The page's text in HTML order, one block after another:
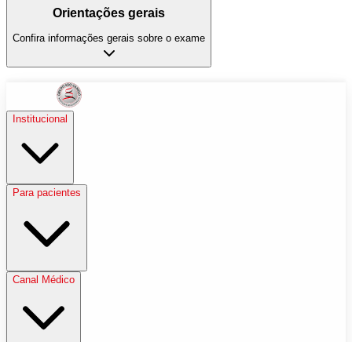
Orientações gerais
Confira informações gerais sobre o exame
Institucional
Para pacientes
Canal Médico